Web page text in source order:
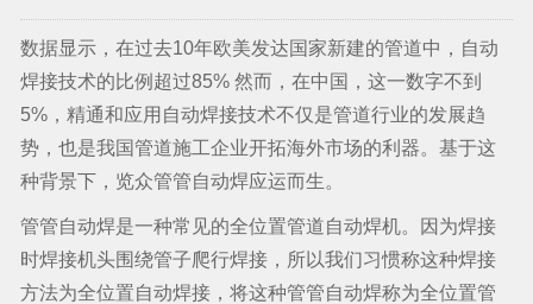
数据显示，在过去10年欧美发达国家新建的管道中，自动
焊接技术的比例超过85% 然而，在中国，这一数字不到
5%，精通和应用自动焊接技术不仅是管道行业的发展趋
势，也是我国管道施工企业开拓海外市场的利器。基于这
种背景下，览众管管自动焊应运而生。
管管自动焊是一种常见的全位置管道自动焊机。因为焊接
时焊接机头围绕管子爬行焊接，所以我们习惯称这种焊接
方法为全位置自动焊接，将这种管管自动焊称为全位置管